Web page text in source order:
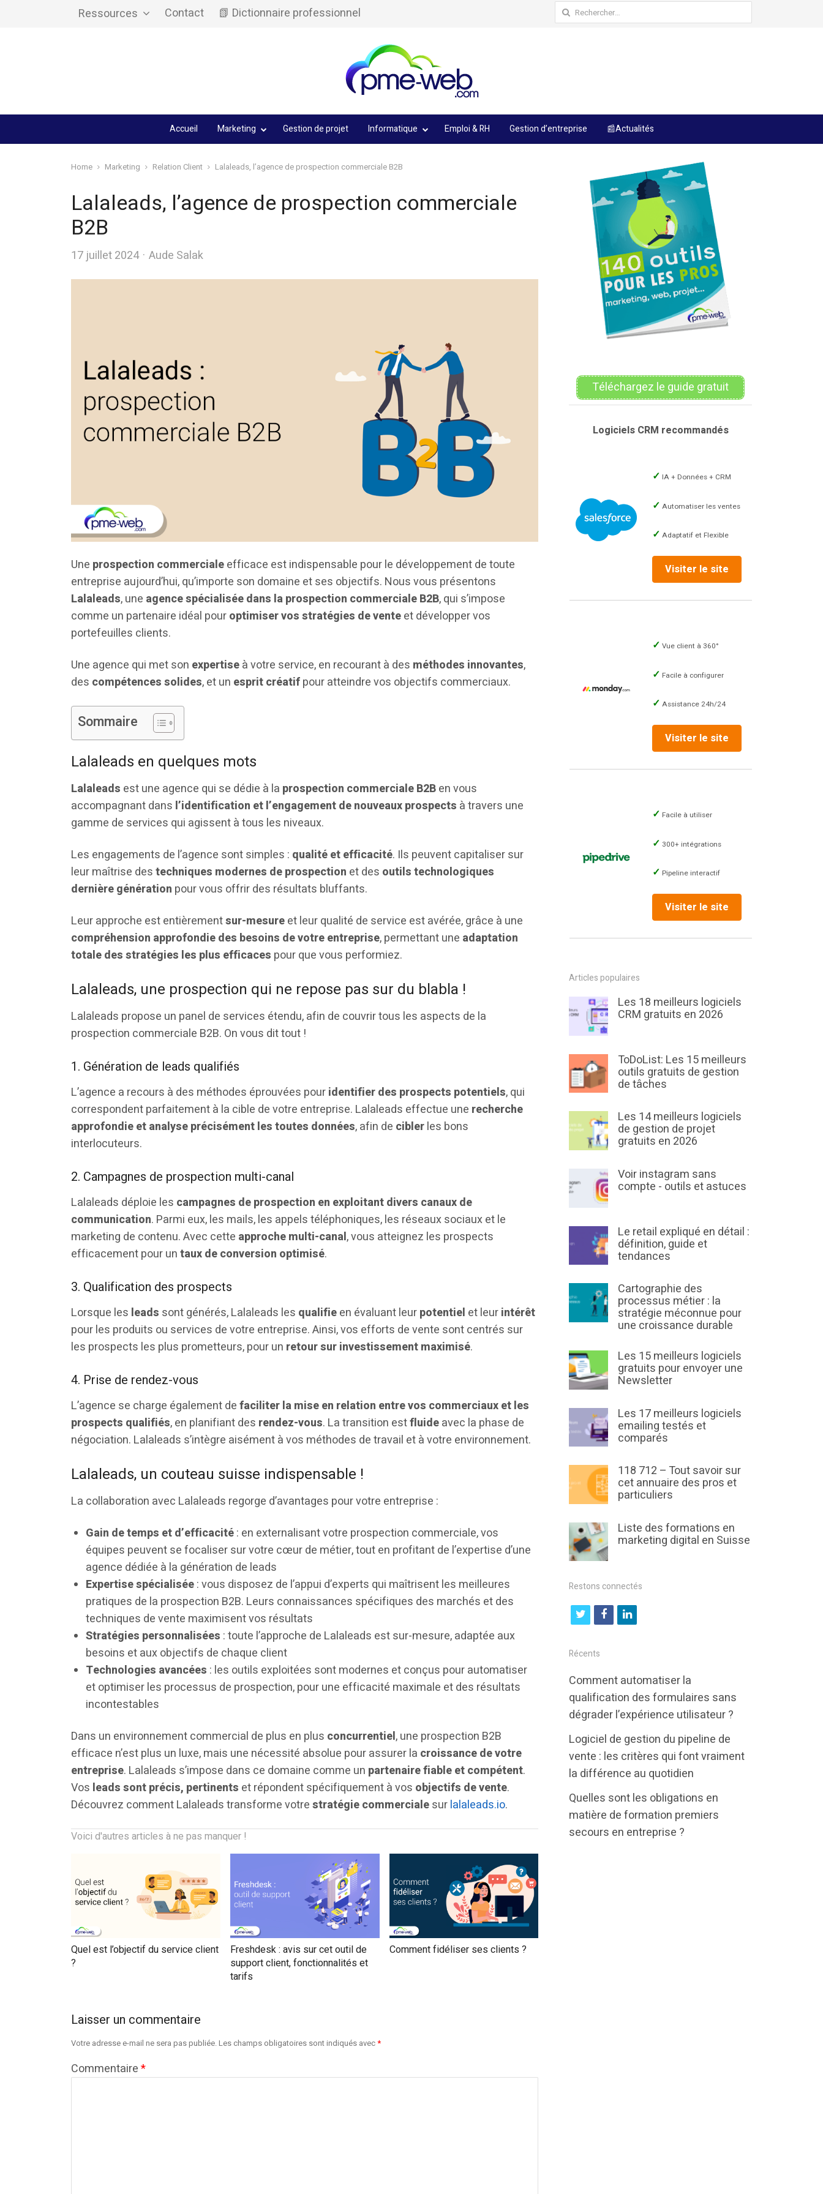
Ressources Contact 📗 Dictionnaire professionnel Rechercher :
Accueil Marketing Gestion de projet Informatique Emploi & RH Gestion d’entreprise 📰Actualités
Home Marketing Relation Client Lalaleads, l’agence de prospection commerciale B2B
Lalaleads, l’agence de prospection commerciale
B2B
17 juillet 2024 Author
Aude Salak
Une prospection commercialeefficace est indispensable pour le développement de toute
entreprise aujourd’hui, qu’importe son domaine et ses objectifs. Nous vous présentons
Lalaleads, une agence spécialisée dans la prospection commerciale B2B, qui s’impose
comme un partenaire idéal pouroptimiser vos stratégies de venteet développer vos
portefeuilles clients.
Une agence qui met son expertiseà votre service, en recourant à des méthodes innovantes,
des compétences solides, et un esprit créatifpour atteindre vos objectifs commerciaux.
Sommaire
Lalaleads en quelques mots
Lalaleads est une agence qui se dédie à la prospection commerciale B2Ben vous
accompagnant dans l’identification et l’engagement de nouveaux prospects à travers une
gamme de services qui agissent à tous les niveaux.
Les engagements de l’agence sont simples : qualité et efficacité. Ils peuvent capitaliser sur
leur maîtrise destechniques modernes de prospection et des outils technologiques
dernière génération pour vous offrir des résultats bluffants.
Leur approche est entièrementsur-mesureet leur qualité de service est avérée, grâce à une
compréhension approfondie des besoins de votre entreprise, permettant une adaptation
totale des stratégies les plus efficaces pour que vous performiez.
Lalaleads, une prospection qui ne repose pas sur du blabla !
Lalaleads propose un panel de services étendu, afin de couvrir tous les aspects de la
prospection commerciale B2B. On vous dit tout !
1. Génération de leads qualifiés
L’agence a recours à des méthodes éprouvées pouridentifier des prospects potentiels, qui
correspondent parfaitement à la cible de votre entreprise. Lalaleads effectue une recherche
approfondie et analyse précisément les toutes données, afin de ciblerles bons
interlocuteurs.
2. Campagnes de prospection multi-canal
Lalaleads déploie les campagnes de prospection en exploitant divers canaux de
communication. Parmi eux, les mails, les appels téléphoniques, les réseaux sociaux et le
marketing de contenu. Avec cette approche multi-canal, vous atteignez les prospects
efficacement pour untaux de conversion optimisé.
3. Qualification des prospects
Lorsque les leads sont générés, Lalaleads les qualifieen évaluant leurpotentiel et leurintérêt
pour les produits ou services de votre entreprise. Ainsi, vos efforts de vente sont centrés sur
les prospects les plus prometteurs, pour un retour sur investissement maximisé.
4. Prise de rendez-vous
L’agence se charge également defaciliter la mise en relation entre vos commerciaux et les
prospects qualifiés, en planifiant des rendez-vous. La transition estfluideavec la phase de
négociation. Lalaleads s’intègre aisément à vos méthodes de travail et à votre environnement.
Lalaleads, un couteau suisse indispensable !
La collaboration avec Lalaleads regorge d’avantages pour votre entreprise :
Gain de temps et d’efficacité: en externalisant votre prospection commerciale, vos
équipes peuvent se focaliser sur votre cœur de métier, tout en profitant de l’expertise d’une
agence dédiée à la génération de leads
Expertise spécialisée: vous disposez de l’appui d’experts qui maîtrisent les meilleures
pratiques de la prospection B2B. Leurs connaissances spécifiques des marchés et des
techniques de vente maximisent vos résultats
Stratégies personnalisées : toute l’approche de Lalaleads est sur-mesure, adaptée aux
besoins et aux objectifs de chaque client
Technologies avancées : les outils exploitées sont modernes et conçus pour automatiser
et optimiser les processus de prospection, pour une efficacité maximale et des résultats
incontestables
Dans un environnement commercial de plus en plus concurrentiel, une prospection B2B
efficace n’est plus un luxe, mais une nécessité absolue pour assurer la croissance de votre
entreprise. Lalaleads s’impose dans ce domaine comme un partenaire fiable et compétent.
Vos leads sont précis, pertinents et répondent spécifiquement à vos objectifs de vente.
Découvrez comment Lalaleads transforme votrestratégie commercialesurlalaleads.io.
Voici d'autres articles à ne pas manquer !
Quel est l’objectif du service client
?
Freshdesk : avis sur cet outil de
support client, fonctionnalités et
tarifs
Comment fidéliser ses clients ?
Laisser un commentaire
Votre adresse e-mail ne sera pas publiée.Les champs obligatoires sont indiqués avec*
Commentaire*
Téléchargez le guide gratuit
Logiciels CRM recommandés
IA + Données + CRM
Automatiser les ventes
Adaptatif et Flexible
Visiter le site
Vue client à 360°
Facile à configurer
Assistance 24h/24
Visiter le site
Facile à utiliser
300+ intégrations
Pipeline interactif
Visiter le site
Articles populaires
Les 18 meilleurs logiciels
CRM gratuits en 2026
ToDoList: Les 15 meilleurs
outils gratuits de gestion
de tâches
Les 14 meilleurs logiciels
de gestion de projet
gratuits en 2026
Voir instagram sans
compte - outils et astuces
Le retail expliqué en détail :
définition, guide et
tendances
Cartographie des
processus métier : la
stratégie méconnue pour
une croissance durable
Les 15 meilleurs logiciels
gratuits pour envoyer une
Newsletter
Les 17 meilleurs logiciels
emailing testés et
comparés
118 712 – Tout savoir sur
cet annuaire des pros et
particuliers
Liste des formations en
marketing digital en Suisse
Restons connectés
t
i
t
e
r
f
b
o
k
l
k
e
d
n
Récents
Comment automatiser la
qualification des formulaires sans
dégrader l’expérience utilisateur ?
Logiciel de gestion du pipeline de
vente : les critères qui font vraiment
la différence au quotidien
Quelles sont les obligations en
matière de formation premiers
secours en entreprise ?